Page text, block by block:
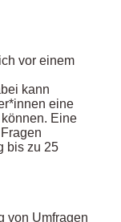
vor einem
kann
eine
Eine
bis zu 25
von Umfragen